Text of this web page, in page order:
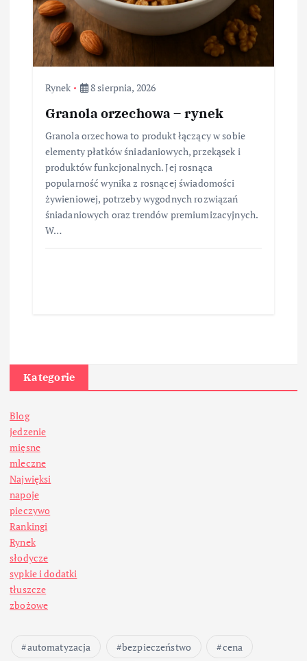
Rynek 8 sierpnia, 2026
Granola orzechowa – rynek
Granola orzechowa to produkt łączący w sobie
elementy płatków śniadaniowych, przekąsek i
produktów funkcjonalnych. Jej rosnąca
popularność wynika z rosnącej świadomości
żywieniowej, potrzeby wygodnych rozwiązań
śniadaniowych oraz trendów premiumizacyjnych.
W…
Kategorie
Blog
jedzenie
mięsne
mleczne
Najwięksi
napoje
pieczywo
Rankingi
Rynek
słodycze
sypkie i dodatki
tłuszcze
zbożowe
automatyzacja bezpieczeństwo
cena